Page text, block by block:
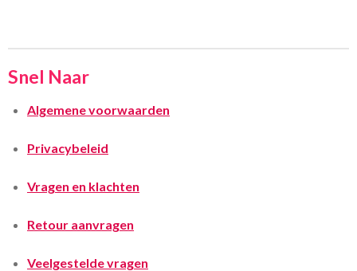
Snel Naar
Algemene voorwaarden
Privacybeleid
Vragen en klachten
Retour aanvragen
Veelgestelde vragen